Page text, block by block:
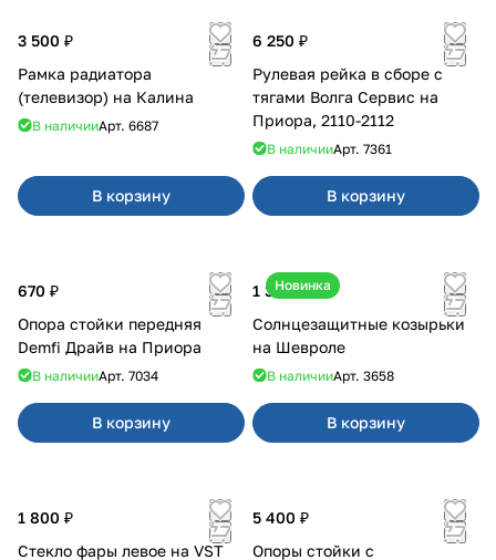
3 500 ₽
Рамка радиатора
(телевизор) на Калина
В наличииАрт. 6687
В корзину
6 250 ₽
Рулевая рейка в сборе с
тягами Волга Сервис на
Приора, 2110-2112
В наличииАрт. 7361
В корзину
670 ₽
Опора стойки передняя
Demfi Драйв на Приора
В наличииАрт. 7034
В корзину
Новинка
1 350 ₽
Солнцезащитные козырьки
на Шевроле
В наличииАрт. 3658
В корзину
1 800 ₽
Стекло фары левое на VST
5 400 ₽
Опоры стойки с